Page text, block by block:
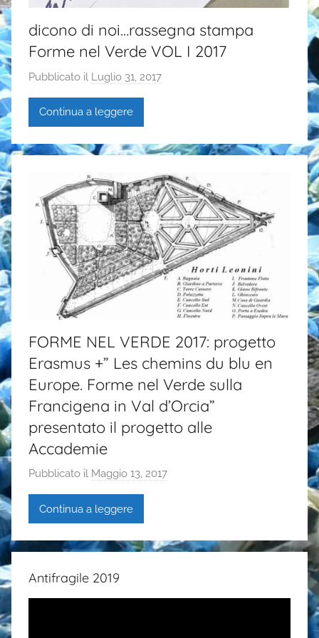
dicono di noi…rassegna stampa
Forme nel Verde VOL I 2017
Pubblicato il Luglio 31, 2017
i
P
a
s
i
Continua a leggere
FORME NEL VERDE 2017: progetto
Erasmus +” Les chemins du blu en
Europe. Forme nel Verde sulla
Francigena in Val d’Orcia”
presentato il progetto alle
Accademie
Pubblicato il Maggio 13, 2017
i
Continua a leggere
Antifragile 2019